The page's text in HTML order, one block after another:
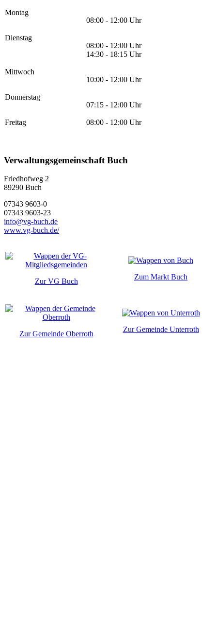
Montag
08:00 - 12:00 Uhr
Dienstag
08:00 - 12:00 Uhr
14:30 - 18:15 Uhr
Mittwoch
10:00 - 12:00 Uhr
Donnerstag
07:15 - 12:00 Uhr
Freitag 08:00 - 12:00 Uhr
Verwaltungsgemeinschaft Buch
Friedhofweg 2
89290 Buch
07343 9603-0
07343 9603-23
info@vg-buch.de
www.vg-buch.de/
Zur VG Buch
Zum Markt Buch
Zur Gemeinde Oberroth
Zur Gemeinde Unterroth